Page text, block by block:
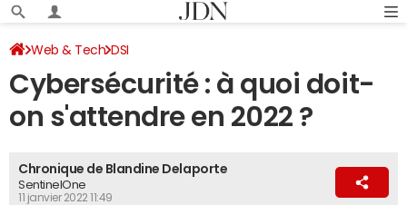
Web & Tech DSI
Cybersécurité : à quoi doit-
on s'attendre en 2022 ?
Chronique de Blandine Delaporte
SentinelOne
11 janvier 2022 11:49